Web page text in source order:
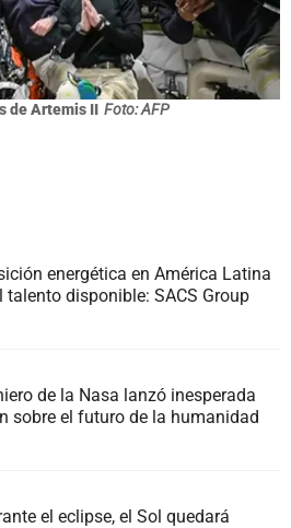
de Artemis II Foto: AFP
energética en América Latina
talento disponible: SACS Group
de la Nasa lanzó inesperada
sobre el futuro de la humanidad
el eclipse, el Sol quedará